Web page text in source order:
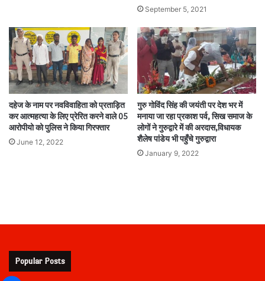
September 5, 2021
दहेज के नाम पर नवविवाहिता को प्रताड़ित
कर आत्महत्या के लिए प्रेरित करने वाले 05
आरोपीयो को पुलिस ने किया गिरफ्तार
June 12, 2022
गुरु गोविंद सिंह की जयंती पर देश भर में
मनाया जा रहा प्रकाश पर्व, सिख समाज के
लोगों ने गुरुद्वारे में की अरदास,विधायक
शैलेष पांडेय भी पहुँचे गुरुद्वारा
January 9, 2022
Popular Posts